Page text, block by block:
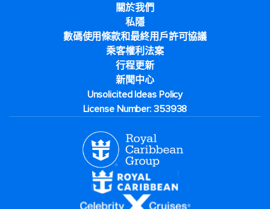
關於我們
私隱
數碼使用條款和最終用戶許可協議
乘客權利法案
行程更新
新聞中心
Unsolicited Ideas Policy
License Number: 353938